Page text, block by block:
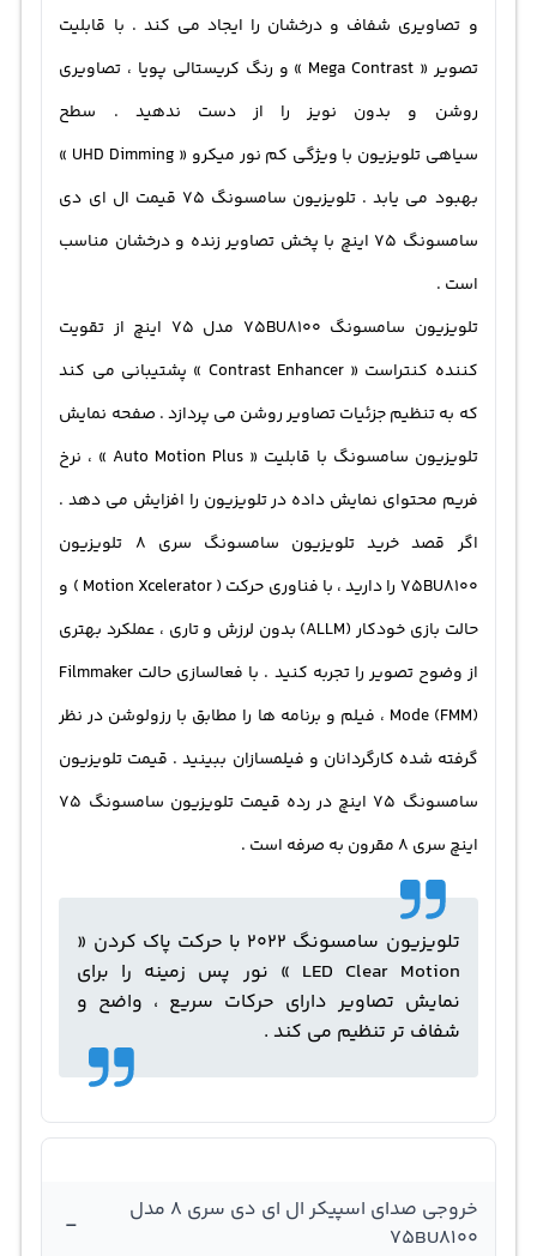
و تصاویری شفاف و درخشان را ایجاد می کند . با قابلیت
تصویر « Mega Contrast » و رنگ کریستالی پویا ، تصاویری
روشن و بدون نویز را از دست ندهید . سطح
سیاهی تلویزیون با ویژگی کم نور میکرو « UHD Dimming »
بهبود می یابد . تلویزیون سامسونگ ۷۵ قیمت ال ای دی
سامسونگ 75 اینچ با پخش تصاویر زنده و درخشان مناسب
است .
تلویزیون سامسونگ 75BU8100 مدل 75 اینچ از تقویت
کننده کنتراست « Contrast Enhancer » پشتیبانی می کند
که به تنظیم جزئیات تصاویر روشن می‌ پردازد . صفحه نمایش
تلویزیون سامسونگ با قابلیت « Auto Motion Plus » ، نرخ
فریم محتوای نمایش داده‌ در تلویزیون را افزایش می دهد .
اگر قصد خرید تلویزیون سامسونگ سری 8 تلویزیون
75BU8100 را دارید ، با فناوری حرکت ( Motion Xcelerator ) و
حالت بازی خودکار (ALLM) بدون لرزش و تاری ، عملکرد بهتری
از وضوح تصویر را تجربه کنید . با فعالسازی حالت Filmmaker
Mode (FMM) ، فیلم و برنامه ها را مطابق با رزولوشن در نظر
گرفته شده کارگردانان و فیلمسازان ببینید . قیمت تلویزیون
سامسونگ ۷۵ اینچ در رده قیمت تلویزیون سامسونگ 75
اینچ سری 8 مقرون به صرفه است .
تلویزیون سامسونگ 2022 با حرکت پاک کردن «
LED Clear Motion » نور پس زمینه را برای
نمایش تصاویر دارای حرکات سریع ، واضح و
شفاف تر تنظیم می کند .
خروجی صدای اسپیکر ال ای دی سری 8 مدل
75BU8100
-